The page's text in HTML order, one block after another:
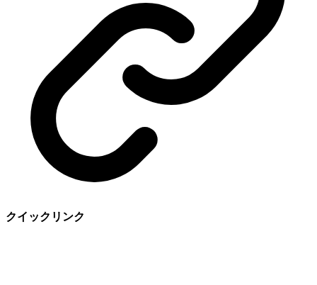
クイックリンク